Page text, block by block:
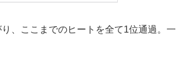
、ここまでのヒートを全て1位通過。一